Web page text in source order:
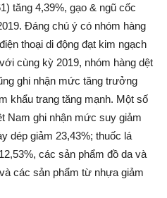
tăng 4,39%, gạo & ngũ cốc
Đáng chú ý có nhóm hàng
thoại di động đạt kim ngạch
cùng kỳ 2019, nhóm hàng dệt
ghi nhận mức tăng trưởng
khẩu trang tăng mạnh. Một số
Nam ghi nhận mức suy giảm
dép giảm 23,43%; thuốc lá
các sản phẩm đồ da và
các sản phẩm từ nhựa giảm